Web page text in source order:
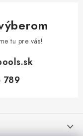
tu pre vás!
789